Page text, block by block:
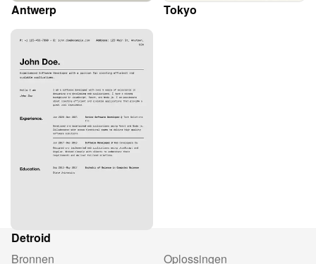
Antwerp Tokyo
Detroid
Bronnen
Oplossingen